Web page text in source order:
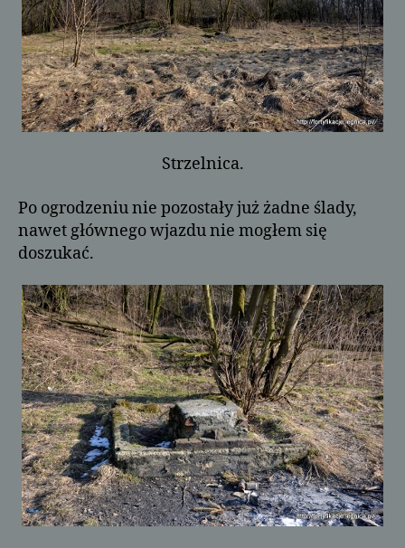
Strzelnica.
Po ogrodzeniu nie pozostały już żadne ślady,
nawet głównego wjazdu nie mogłem się
doszukać.